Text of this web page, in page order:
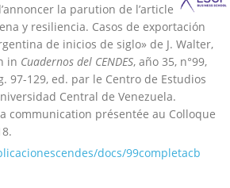
la parution de l’article
y resiliencia. Casos de exportación
de inicios de siglo» de J. Walter,
in Cuadernos del CENDES, año 35, n°99,
97-129, ed. par le Centro de Estudios
Central de Venezuela.
communication présentée au Colloque
docs/99completacb